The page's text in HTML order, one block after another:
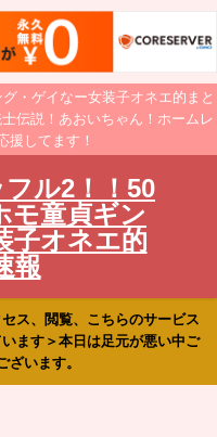
・ゲイなー女装子オネエ的まと
伝説！あおいちゃん！ホームレ
援してます！
ル2！！50
モ童貞ギン
子オネエ的
報
ス、閲覧、こちらのサービス
ます＞本日は足元が悪い中ご
ざいます。